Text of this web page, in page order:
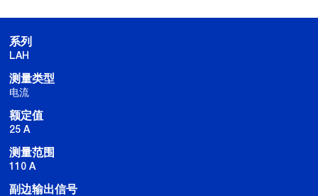
系列
LAH
测量类型
电流
额定值
25 A
测量范围
110 A
副边输出信号